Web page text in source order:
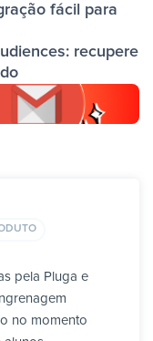
fácil para
recupere
pela Pluga e
no momento